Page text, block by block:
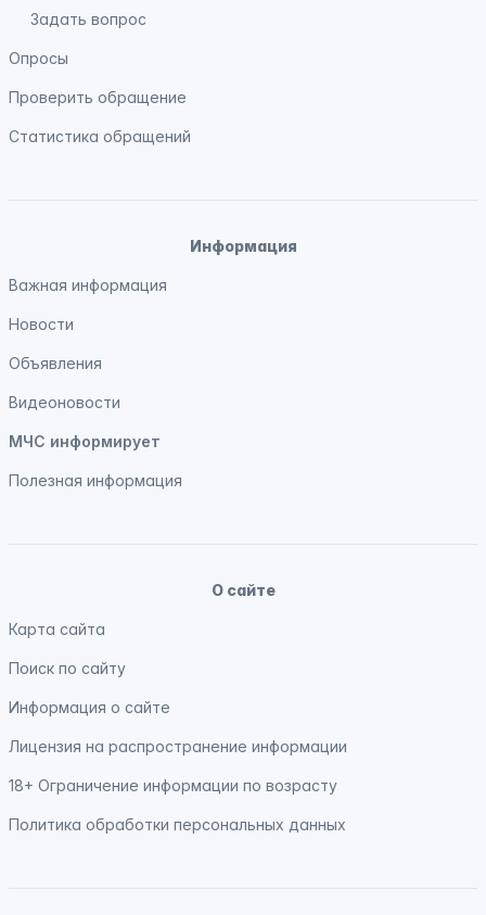
Задать вопрос
Опросы
Проверить обращение
Статистика обращений
Информация
Важная информация
Новости
Объявления
Видеоновости
МЧС информирует
Полезная информация
О сайте
Карта сайта
Поиск по сайту
Информация о сайте
Лицензия на распространение информации
18+ Ограничение информации по возрасту
Политика обработки персональных данных